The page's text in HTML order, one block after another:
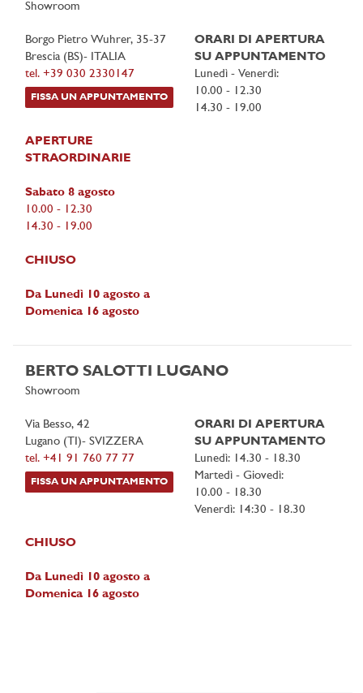
Showroom
Borgo Pietro Wuhrer, 35-37
Brescia (BS)- ITALIA
tel. +39 030 2330147
FISSA UN APPUNTAMENTO
ORARI DI APERTURA
SU APPUNTAMENTO
Lunedì - Venerdì:
10.00 - 12.30
14.30 - 19.00
APERTURE
STRAORDINARIE
Sabato 8 agosto
10.00 - 12.30
14.30 - 19.00
CHIUSO
Da Lunedì 10 agosto a
Domenica 16 agosto
BERTO SALOTTI LUGANO
Showroom
Via Besso, 42
Lugano (TI)- SVIZZERA
tel. +41 91 760 77 77
FISSA UN APPUNTAMENTO
ORARI DI APERTURA
SU APPUNTAMENTO
Lunedì: 14.30 - 18.30
Martedì - Giovedì:
10.00 - 18.30
Venerdì: 14:30 - 18.30
CHIUSO
Da Lunedì 10 agosto a
Domenica 16 agosto